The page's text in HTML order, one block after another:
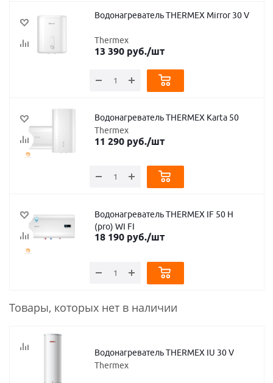
Водонагреватель THERMEX Mirror 30 V
Thermex
13 390руб./шт
Водонагреватель THERMEX Karta 50
Thermex
11 290руб./шт
Водонагреватель THERMEX IF 50 H
(pro) WI FI
18 190руб./шт
Товары, которых нет в наличии
Водонагреватель THERMEX IU 30 V
Thermex